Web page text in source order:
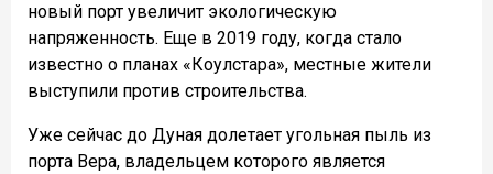
новый порт увеличит экологическую
напряженность. Еще в 2019 году, когда стало
известно о планах «Коулстара», местные жители
выступили против строительства.
Уже сейчас до Дуная долетает угольная пыль из
порта Вера, владельцем которого является